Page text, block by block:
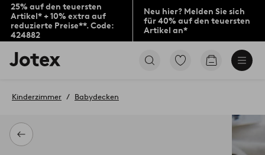
25% auf den teuersten
Artikel* + 10% extra auf
reduzierte Preise**. Code:
424882
Neu hier? Melden Sie sich
für 40% auf den teuersten
Artikel an*
Jotex-
Logo
Startseite
Zu
Zum
Zurück
Kinderzimmer Babydecken